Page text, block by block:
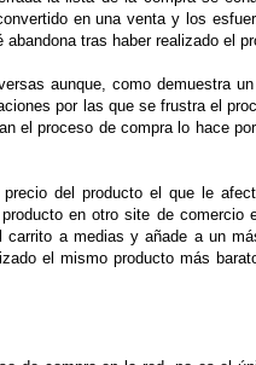
en una venta y los
abandona tras haber realizado el
aunque, como demuestra
por las que se frustra el
el proceso de compra lo hace
del producto el que le
en otro site de comercio
a medias y añade a un
el mismo producto más